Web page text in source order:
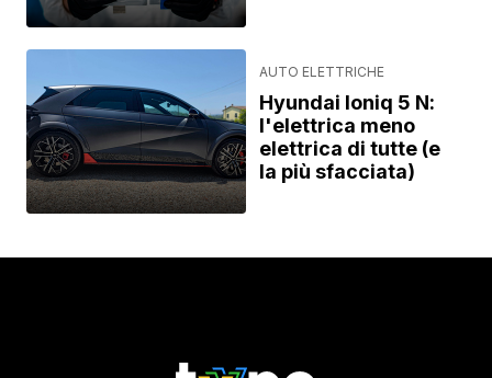
AUTO ELETTRICHE
Hyundai Ioniq 5 N:
l'elettrica meno
elettrica di tutte (e
la più sfacciata)